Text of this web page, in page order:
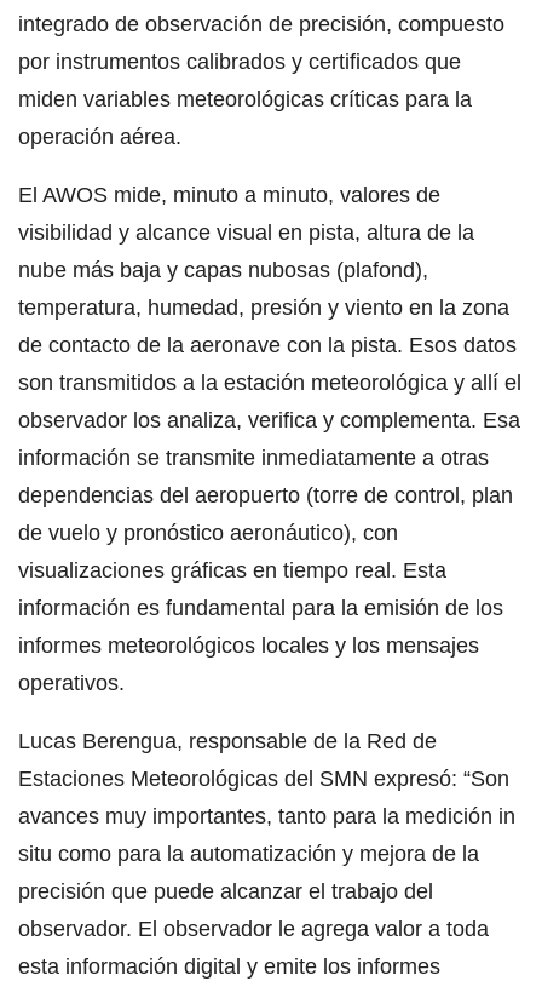
integrado de observación de precisión, compuesto
por instrumentos calibrados y certificados que
miden variables meteorológicas críticas para la
operación aérea.
El AWOS mide, minuto a minuto, valores de
visibilidad y alcance visual en pista, altura de la
nube más baja y capas nubosas (plafond),
temperatura, humedad, presión y viento en la zona
de contacto de la aeronave con la pista. Esos datos
son transmitidos a la estación meteorológica y allí el
observador los analiza, verifica y complementa. Esa
información se transmite inmediatamente a otras
dependencias del aeropuerto (torre de control, plan
de vuelo y pronóstico aeronáutico), con
visualizaciones gráficas en tiempo real. Esta
información es fundamental para la emisión de los
informes meteorológicos locales y los mensajes
operativos.
Lucas Berengua, responsable de la Red de
Estaciones Meteorológicas del SMN expresó: “Son
avances muy importantes, tanto para la medición in
situ como para la automatización y mejora de la
precisión que puede alcanzar el trabajo del
observador. El observador le agrega valor a toda
esta información digital y emite los informes